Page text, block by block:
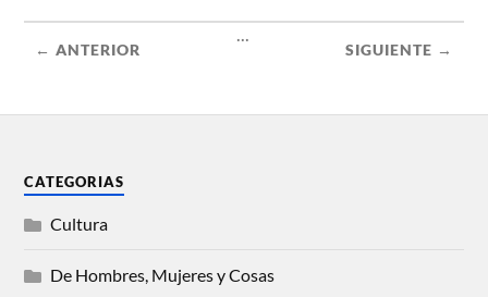
← ANTERIOR
...
SIGUIENTE →
CATEGORIAS
Cultura
De Hombres, Mujeres y Cosas